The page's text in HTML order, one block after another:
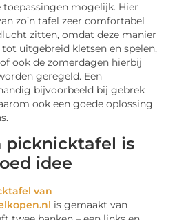
mogelijk. Hier
zo’n tafel zeer comfortabel
zitten, omdat deze manier
uitgebreid kletsen en spelen,
ook de zomerdagen hierbij
geregeld. Een
bijvoorbeeld bij gebrek
ook een goede oplossing
picknicktafel is
idee
van
is gemaakt van